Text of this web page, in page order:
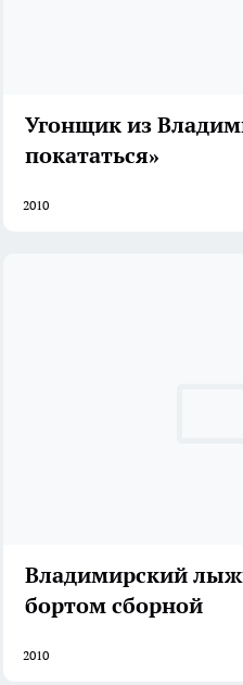
Угонщик из
покататься»
2010
Владимирский
бортом сборной
2010